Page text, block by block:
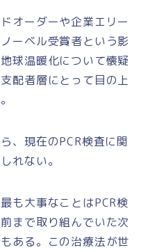
オーダーや企業エリー
ーベル受賞者という影
球温暖化について懐疑
配者層にとって目の上
、現在のPCR検査に関
れない。
も大事なことはPCR検
まで取り組んでいた次
ある。この治療法が世